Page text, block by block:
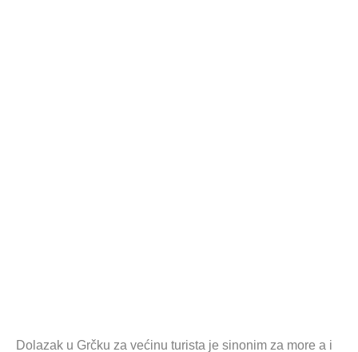
Dolazak u Grčku za većinu turista je sinonim za more a i